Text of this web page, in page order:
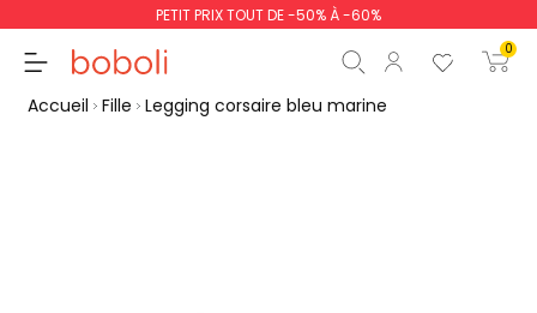
PETIT PRIX TOUT DE -50% À -60%
0
Accueil Fille Legging corsaire bleu marine